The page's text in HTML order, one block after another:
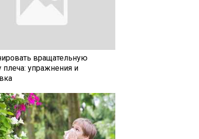
вращательную
плеча: упражнения и